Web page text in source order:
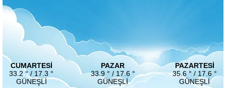
CUMARTESI
33.2 ° / 17.3 °
GÜNEŞLI
PAZAR
33.9 ° / 17.6 °
GÜNEŞLI
PAZARTESI
35.6 ° / 17.6 °
GÜNEŞLI